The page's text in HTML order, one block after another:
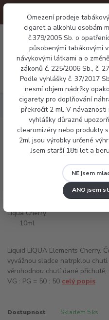
Omezení prodeje
cigaret a alkohlu osobám
č.379/2005 Sb. o
působenými tabákovými
návykovými látkami a o
zákonů č. 225/2006 Sb., č.
Podle vyhlášky č. 37/2017
nesmí objem nádržky
cigarety pro doplňování
překročit 2 ml. V
vyhlášky důrazně
clearomizéry nebo produkty
2ml jsou výrobky určené
Jsem starší 18ti let a
NE jsem
ANO jsem
Náplně E-liquid Liqua
E-liquid Liqua
Liquid LIQUA Elements Cherry.
vyvážnou sladce natrpklou
věrohodnou chutí dané
VG : PG = 50 : 50 celý popis
Dostupnost Skladem 5 ks